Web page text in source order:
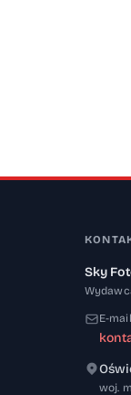
Sky
E-
woj.